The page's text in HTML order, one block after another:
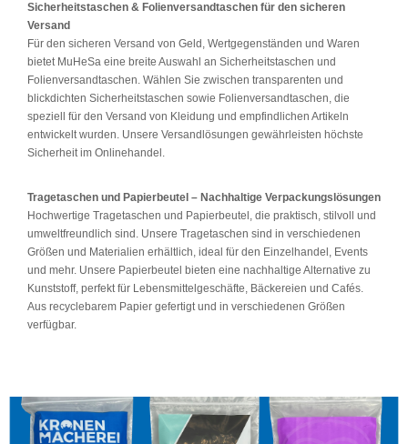
Sicherheitstaschen & Folienversandtaschen für den sicheren
Versand
Für den sicheren Versand von Geld, Wertgegenständen und Waren
bietet MuHeSa eine breite Auswahl an Sicherheitstaschen und
Folienversandtaschen. Wählen Sie zwischen transparenten und
blickdichten Sicherheitstaschen sowie Folienversandtaschen, die
speziell für den Versand von Kleidung und empfindlichen Artikeln
entwickelt wurden. Unsere Versandlösungen gewährleisten höchste
Sicherheit im Onlinehandel.
Tragetaschen und Papierbeutel – Nachhaltige Verpackungslösungen
Hochwertige Tragetaschen und Papierbeutel, die praktisch, stilvoll und
umweltfreundlich sind. Unsere Tragetaschen sind in verschiedenen
Größen und Materialien erhältlich, ideal für den Einzelhandel, Events
und mehr. Unsere Papierbeutel bieten eine nachhaltige Alternative zu
Kunststoff, perfekt für Lebensmittelgeschäfte, Bäckereien und Cafés.
Aus recyclebarem Papier gefertigt und in verschiedenen Größen
verfügbar.